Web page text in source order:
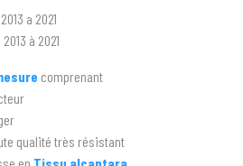
DE VOTRE VÉHICULE
a 2021
à 2021
comprenant
qualité très résistant
en Tissu alcantara